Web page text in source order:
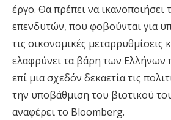
έργο. Θα πρέπει να ικανοποιήσει
επενδυτών, που φοβούνται για
τις οικονομικές μεταρρυθμίσεις
ελαφρύνει τα βάρη των Ελλήνων
επί μια σχεδόν δεκαετία τις
την υποβάθμιση του βιοτικού
αναφέρει το Bloomberg.